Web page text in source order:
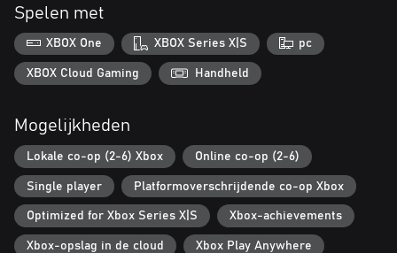
Enjoy stunning full-color pixel art graphics and a vintage TMNT
vibe that will rock you straight back to the awesome 80s. Every
character, vehicle, weapon, item, and background is directly
inspired by the 1987 TV show, making you feel like you hopped
packed adventures!
Cowabunga!
Spelen met
XBOX One XBOX Series X|S pc
XBOX Cloud Gaming Handheld
Mogelijkheden
Lokale co-op (2-6) Xbox Online co-op (2-6)
Single player Platformoverschrijdende co-op Xbox
Optimized for Xbox Series X|S Xbox-achievements
Xbox-opslag in de cloud Xbox Play Anywhere